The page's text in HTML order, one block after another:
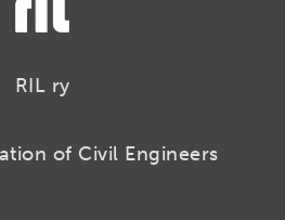
RIL ry
of Civil Engineers